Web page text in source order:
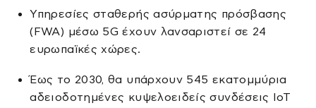
Υπηρεσίες σταθερής ασύρματης πρόσβασης
(FWA) μέσω 5G έχουν λανσαριστεί σε 24
ευρωπαϊκές χώρες.
Έως το 2030, θα υπάρχουν 545 εκατομμύρια
αδειοδοτημένες κυψελοειδείς συνδέσεις IoT